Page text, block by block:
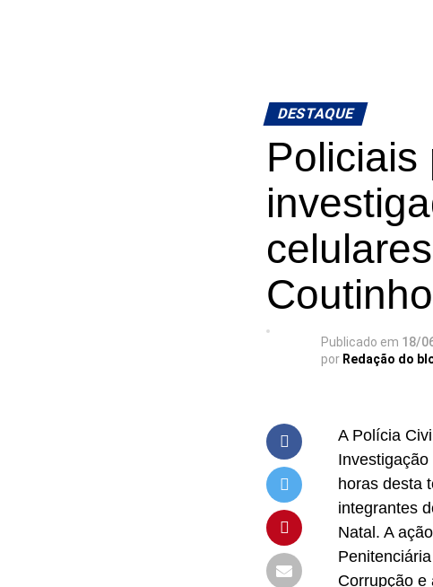
DESTAQUE
Policiais
Coutinho
Publicado em 18/
por Redação do
A Polícia
horas desta
integrantes
Natal. A
Corrupção e